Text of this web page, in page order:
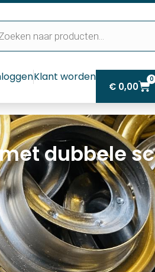
Klant worden
€ 0,00
0
dubbele